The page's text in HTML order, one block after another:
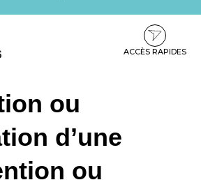
ACCÈS RAPIDES
ou
d’une
ou